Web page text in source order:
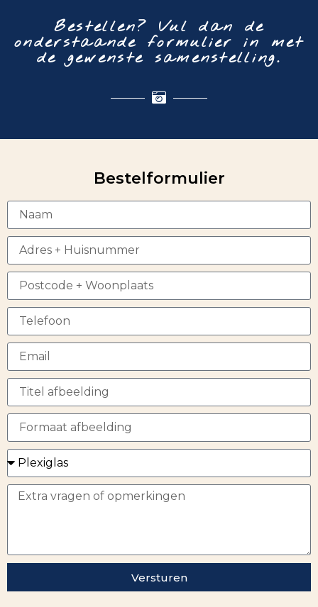
Bestellen? Vul dan de
onderstaande formulier in met
de gewenste samenstelling.
Bestelformulier
Versturen